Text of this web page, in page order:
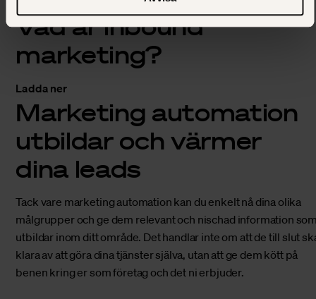
Vad är inbound
marketing?
Ladda ner
Marketing automation
utbildar och värmer
dina leads
Tack vare marketing automation kan du enkelt nå dina olika
målgrupper och ge dem relevant och nischad information
utbildar inom ditt område. Det handlar inte om att de till slut
klara av att göra dina tjänster själva, utan att ge dem kött på
benen kring er som företag och det ni erbjuder.